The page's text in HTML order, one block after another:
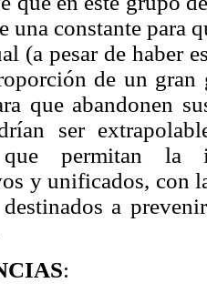
una constante para
(a pesar de haber
de un
que abandonen
ser
permitan la
y unificados, con
a
: